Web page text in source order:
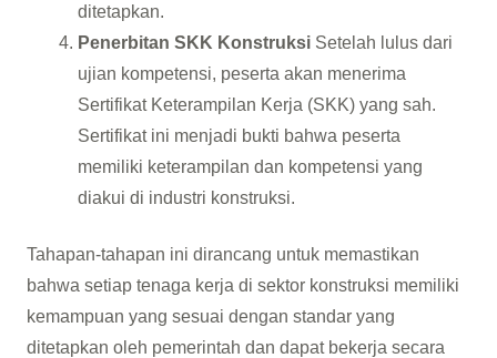
ditetapkan.
Penerbitan SKK Konstruksi Setelah lulus dari
ujian kompetensi, peserta akan menerima
Sertifikat Keterampilan Kerja (SKK) yang sah.
Sertifikat ini menjadi bukti bahwa peserta
memiliki keterampilan dan kompetensi yang
diakui di industri konstruksi.
Tahapan-tahapan ini dirancang untuk memastikan
bahwa setiap tenaga kerja di sektor konstruksi memiliki
kemampuan yang sesuai dengan standar yang
ditetapkan oleh pemerintah dan dapat bekerja secara